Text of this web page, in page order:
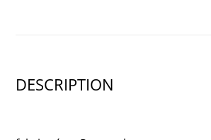
DESCRIPTION